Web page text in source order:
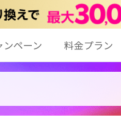
ンペーン 料金プラン